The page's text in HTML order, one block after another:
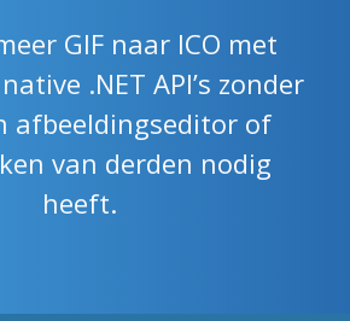
GIF naar ICO met
.NET API’s zonder
afbeeldingseditor of
van derden nodig
heeft.